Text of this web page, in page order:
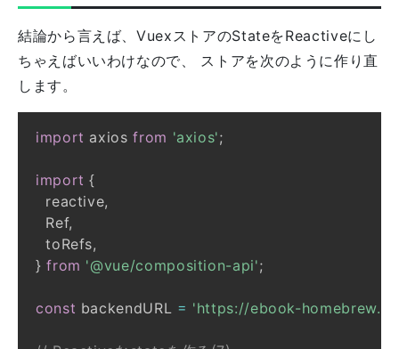
結論から言えば、VuexストアのStateをReactiveにし
ちゃえばいいわけなので、 ストアを次のように作り直
します。
import axios from 'axios';
import {
  reactive
,
  Ref
,
  toRefs
,
} from '@vue/composition-api';
const backendURL = 'https://ebook-